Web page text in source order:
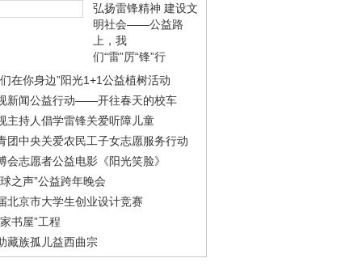
弘扬雷锋精神 建设文
明社会——公益路
上，我
们“雷”厉“锋”行
在你身边”阳光1+1公益植树活动
新闻公益行动——开往春天的校车
主持人倡学雷锋关爱听障儿童
团中央关爱农民工子女志愿服务行动
会志愿者公益电影《阳光笑脸》
之声”公益跨年晚会
北京市大学生创业设计竞赛
书屋”工程
藏族孤儿益西曲宗